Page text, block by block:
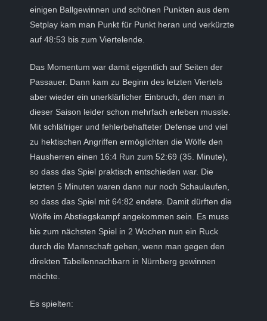
einigen Ballgewinnen und schönen Punkten aus dem
Setplay kam man Punkt für Punkt heran und verkürzte
auf 48:53 bis zum Viertelende.
Das Momentum war damit eigentlich auf Seiten der
Passauer. Dann kam zu Beginn des letzten Viertels
aber wieder ein unerklärlicher Einbruch, den man in
dieser Saison leider schon mehrfach erleben musste.
Mit schläfriger und fehlerbehafteter Defense und viel
zu hektischen Angriffen ermöglichten die Wölfe den
Hausherren einen 16:4 Run zum 52:69 (35. Minute),
so dass das Spiel praktisch entschieden war. Die
letzten 5 Minuten waren dann nur noch Schaulaufen,
so dass das Spiel mit 64:82 endete. Damit dürften die
Wölfe im Abstiegskampf angekommen sein. Es muss
bis zum nächsten Spiel in 2 Wochen nun ein Ruck
durch die Mannschaft gehen, wenn man gegen den
direkten Tabellennachbarn in Nürnberg gewinnen
möchte.
Es spielten: